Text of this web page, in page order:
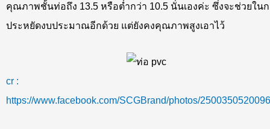
คุณภาพชั้นท่อถึง 13.5 หรือต่ำกว่า 10.5 นั่นเองค่ะ ซึ่งจะช่วยใน
ประหยัดงบประมาณอีกด้วย แต่ยังคงคุณภาพสูงเอาไว้
cr :
https://www.facebook.com/SCGBrand/photos/